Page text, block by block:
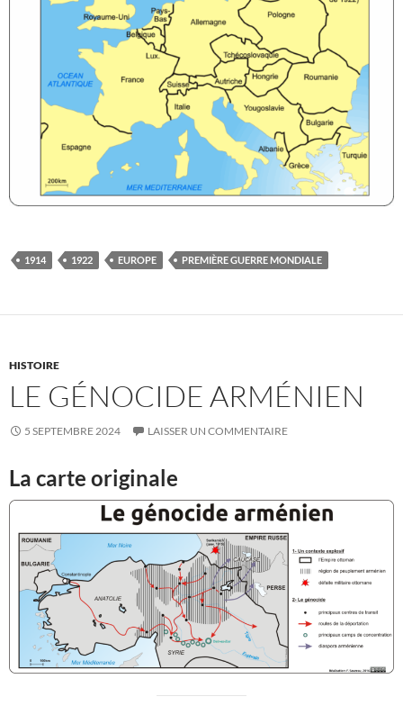
1914 1922 EUROPE PREMIÈRE GUERRE MONDIALE
HISTOIRE
LE GÉNOCIDE ARMÉNIEN
5 SEPTEMBRE 2024 LAISSER UN COMMENTAIRE
La carte originale